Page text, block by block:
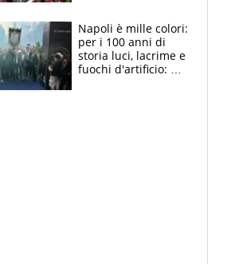
bigliettini
Napoli è mille colori:
per i 100 anni di
storia luci, lacrime e
fuochi d'artificio: De